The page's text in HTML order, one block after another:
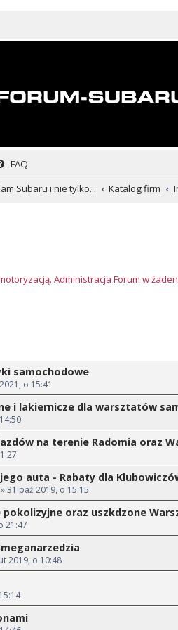
FAQ
Subaru i nie tylko... Katalog firm
Administracja Forum w
samochodowe
o 15:41
i lakiernicze dla warsztatów
na terenie Radomia oraz
auta - Rabaty dla
» 31 paź 2019, o 15:15
pokolizyjne oraz uszkdzone
21:47
2019, o 10:48